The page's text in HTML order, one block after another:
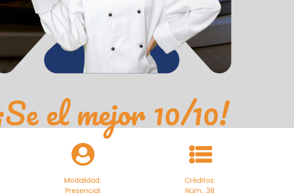
el mejor 10/10!
Modalidad:
Presencial
Créditos:
Núm.. 38